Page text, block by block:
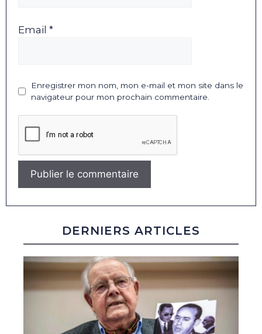
Email *
Enregistrer mon nom, mon e-mail et mon site dans le
navigateur pour mon prochain commentaire.
DERNIERS ARTICLES